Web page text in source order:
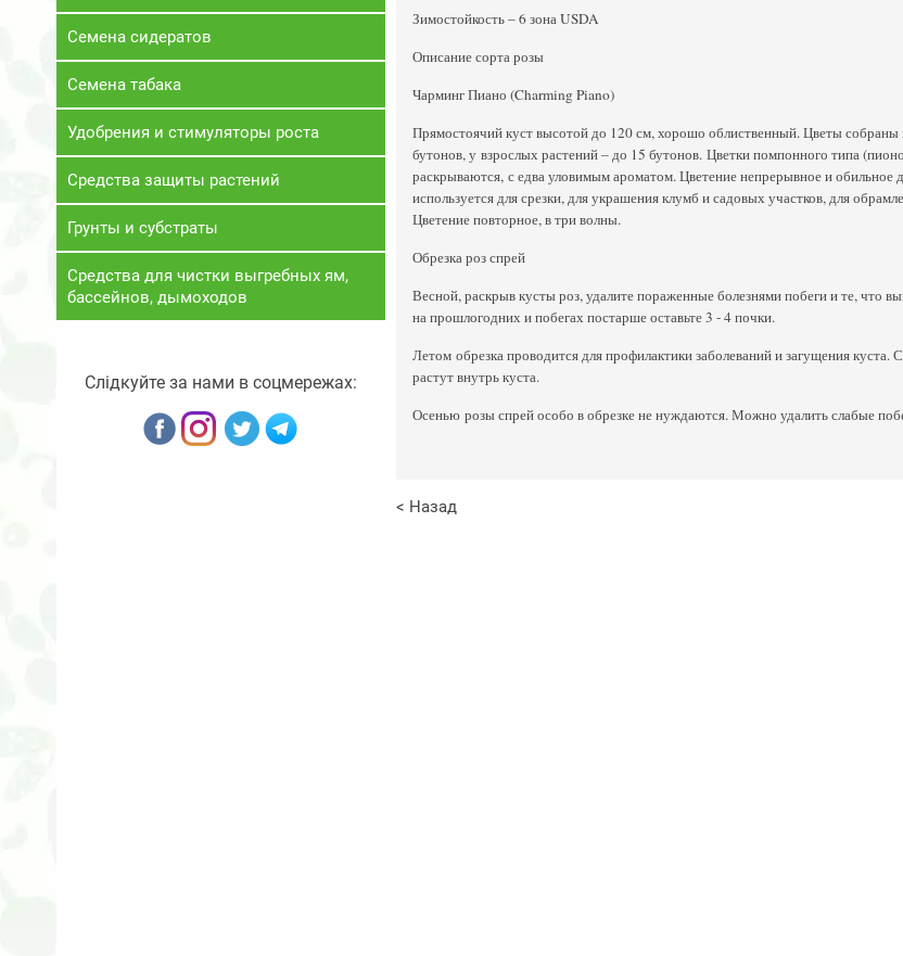
Семена сидератов
Семена табака
Удобрения и стимуляторы роста
Средства защиты растений
Грунты и субстраты
Средства для чистки выгребных ям,
бассейнов, дымоходов
Слідкуйте за нами в соцмережах:
Зимостойкость – 6 зона USDA
Описание сорта розы
Чарминг Пиано (Charming Piano)
Прямостоячий куст высотой до 120 см, хорошо облиственный. Цветы собраны
бутонов, у взрослых растений – до 15 бутонов. Цветки помпонного типа
раскрываются, с едва уловимым ароматом. Цветение непрерывное и
используется для срезки, для украшения клумб и садовых участков, для
Цветение повторное, в три волны.
Обрезка роз спрей
Весной, раскрыв кусты роз, удалите пораженные болезнями побеги и те, что
на прошлогодних и побегах постарше оставьте 3 - 4 почки.
Летом обрезка проводится для профилактики заболеваний и загущения
растут внутрь куста.
Осенью розы спрей особо в обрезке не нуждаются. Можно удалить слабые
< Назад